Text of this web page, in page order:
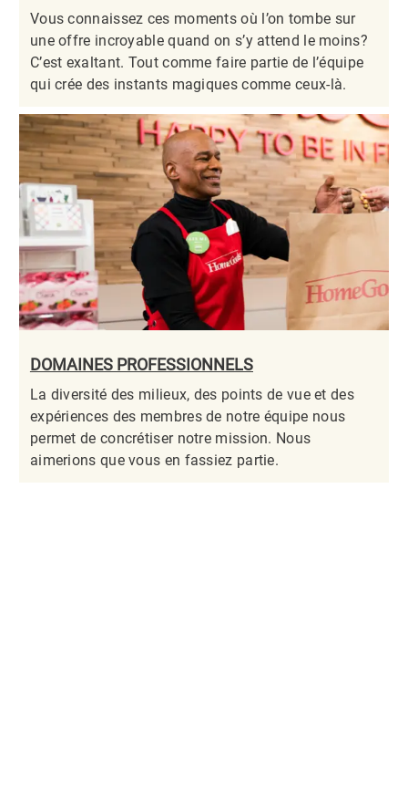
Vous connaissez ces moments où l’on tombe sur
une offre incroyable quand on s’y attend le moins?
C’est exaltant. Tout comme faire partie de l’équipe
qui crée des instants magiques comme ceux-là.​​​​​​​
DOMAINES PROFESSIONNELS
La diversité des milieux, des points de vue et des
expériences des membres de notre équipe nous
permet de concrétiser notre mission. Nous
aimerions que vous en fassiez partie.​​​​​​​